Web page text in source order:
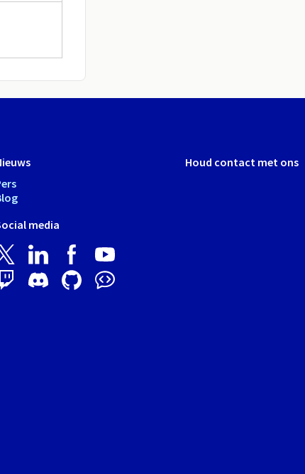
media
Houd contact met ons